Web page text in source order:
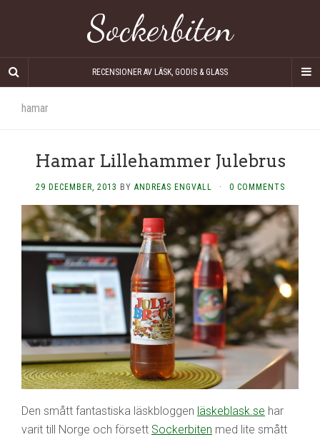
Sockerbiten
RECENSIONER AV LÄSK, GODIS & GLASS
hamar
Hamar Lillehammer Julebrus
29 DECEMBER, 2013 BY ANDREAS ENGVALL · 0 COMMENTS
Den smått fantastiska läskbloggen läskeblask.se har
varit till Norge och försett Sockerbiten med lite smått